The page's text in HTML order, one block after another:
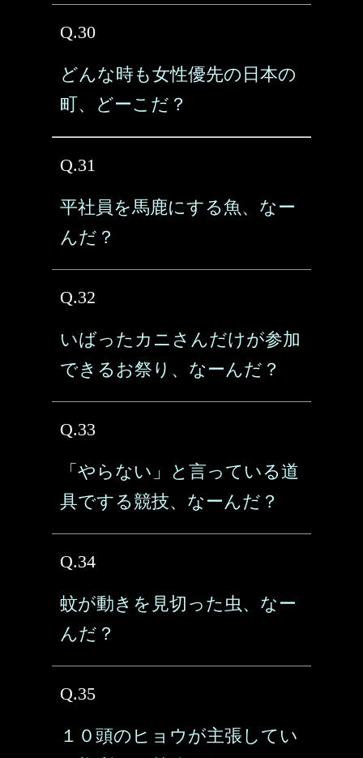
Q.30
どんな時も女性優先の日本の
町、どーこだ？
Q.31
平社員を馬鹿にする魚、なー
んだ？
Q.32
いばったカニさんだけが参加
できるお祭り、なーんだ？
Q.33
「やらない」と言っている道
具でする競技、なーんだ？
Q.34
蚊が動きを見切った虫、なー
んだ？
Q.35
１０頭のヒョウが主張してい